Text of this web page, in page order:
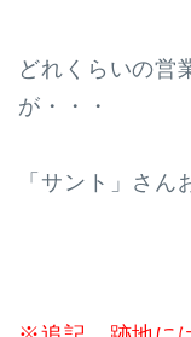
どれくらいの営
が・・・
「サント」さん